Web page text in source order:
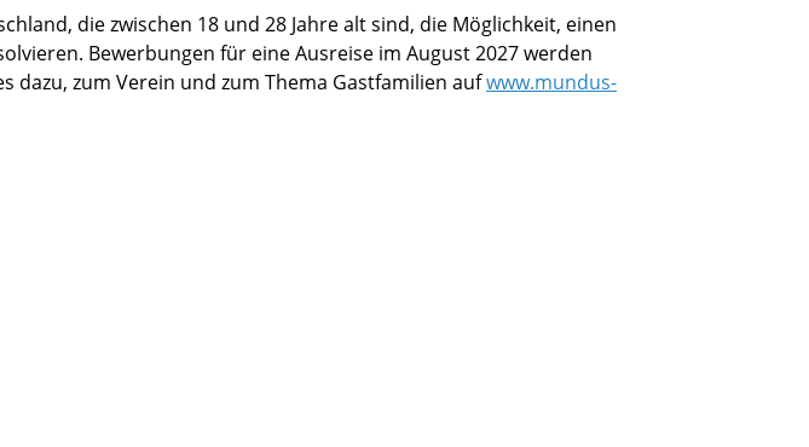
die zwischen 18 und 28 Jahre alt sind, die Möglichkeit, einen
Bewerbungen für eine Ausreise im August 2027 werden
dazu, zum Verein und zum Thema Gastfamilien aufwww.mundus-